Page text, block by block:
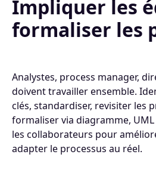
Impliquer les
formaliser les
Analystes, process manager,
doivent travailler ensemble.
clés, standardiser, revisiter les
formaliser via diagramme,
les collaborateurs pour
adapter le processus au réel.